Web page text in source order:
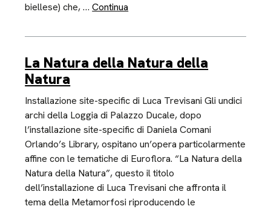
biellese) che, …Continua
La Natura della Natura della
Natura
Installazione site-specific di Luca Trevisani Gli undici
archi della Loggia di Palazzo Ducale, dopo
l’installazione site-specific di Daniela Comani
Orlando’s Library, ospitano un’opera particolarmente
affine con le tematiche di Euroflora. “La Natura della
Natura della Natura”, questo il titolo
dell’installazione di Luca Trevisani che affronta il
tema della Metamorfosi riproducendo le